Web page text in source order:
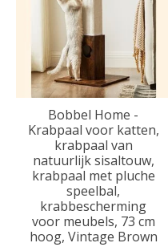
Bobbel Home -
Krabpaal voor katten,
krabpaal van
natuurlijk sisaltouw,
krabpaal met pluche
speelbal,
krabbescherming
voor meubels, 73 cm
hoog, Vintage Brown